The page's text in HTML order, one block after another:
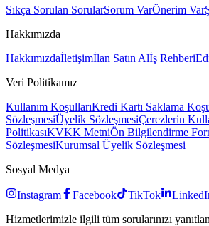
Sıkça Sorulan SorularSorum VarÖnerim Var
Hakkımızda
Hakkımızdaİletişimİlan Satın Alİş Rehberi
Veri Politikamız
Kullanım KoşullarıKredi Kartı Saklama
SözleşmesiÜyelik SözleşmesiÇerezlerin
PolitikasıKVKK MetniÖn Bilgilendirme
SözleşmesiKurumsal Üyelik Sözleşmesi
Sosyal Medya
Instagram Facebook TikTok
Hizmetlerimizle ilgili tüm sorularınızı